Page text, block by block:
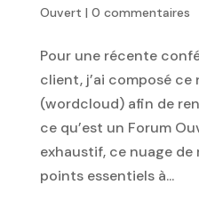
Ouvert | 0 commentaires
Pour une récente
client, j’ai composé ce
(wordcloud) afin de
ce qu’est un Forum
exhaustif, ce nuage de
points essentiels à...